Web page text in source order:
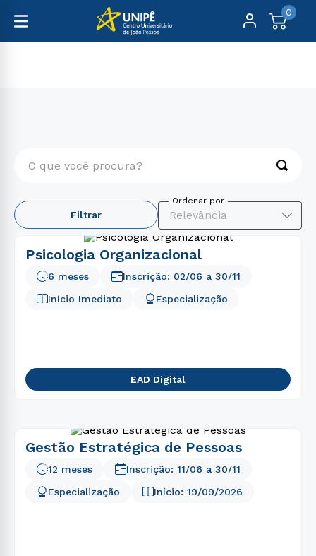
0
Filtrar Relevância
Psicologia Organizacional
Início Imediato
6 meses
Especialização
Inscrição: 02/06 a 30/11
EAD Digital
Gestão Estratégica de Pessoas
12 meses
Especialização
Início: 19/09/2026
Inscrição: 11/06 a 30/11
TERMOS MAIS BUSCADOS
medicina
2 º
direito
4
farmácia
7º
psicologia
8º
biomedicina
º engenharia software